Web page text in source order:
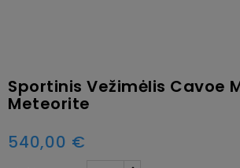
Sportinis Vežimėlis Cavoe
Meteorite
540,00 €